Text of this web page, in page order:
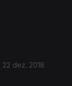
22 dez. 2018